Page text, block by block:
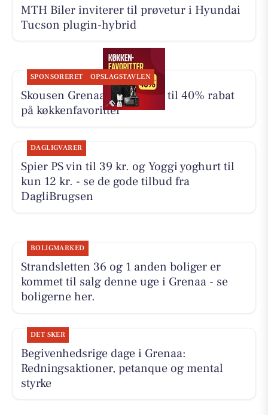
MTH Biler inviterer til prøvetur i Hyundai
Tucson plugin-hybrid
SPONSORERET OPSLAGSTAVLEN
Skousen Grenaa tilbyder op til 40% rabat
på køkkenfavoritter
DAGLIGVARER
Spier PS vin til 39 kr. og Yoggi yoghurt til
kun 12 kr. - se de gode tilbud fra
DagliBrugsen
BOLIGMARKED
Strandsletten 36 og 1 anden boliger er
kommet til salg denne uge i Grenaa - se
boligerne her.
DET SKER
Begivenhedsrige dage i Grenaa:
Redningsaktioner, petanque og mental
styrke